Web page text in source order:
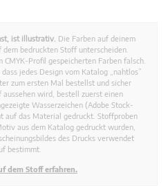
ist illustrativ. Die Farben auf deinem
bedruckten Stoff unterscheiden.
Profil gespeicherten Farben falsch.
jedes Design vom Katalog „nahtlos”
zum ersten Mal bestellst und sicher
wird, bestell zuerst einen
Wasserzeichen (Adobe Stock-
auf das Material gedruckt. Stoffproben
aus dem Katalog gedruckt wurden,
des Drucks verwendet
bestimmt.
dem Stoff erfahren.